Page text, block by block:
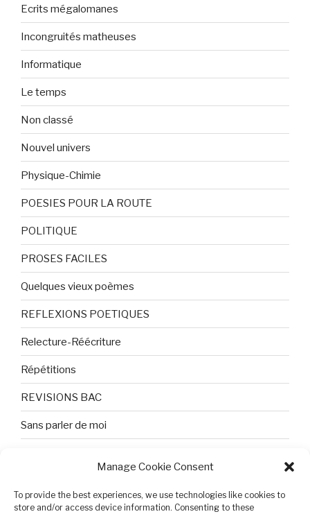
Manage Cookie Consent
To provide the best experiences, we use technologies like cookies to
store and/or access device information. Consenting to these
Ecrits mégalomanes
Incongruités matheuses
Informatique
Le temps
Non classé
Nouvel univers
Physique-Chimie
POESIES POUR LA ROUTE
POLITIQUE
PROSES FACILES
Quelques vieux poèmes
REFLEXIONS POETIQUES
Relecture-Réécriture
Répétitions
REVISIONS BAC
Sans parler de moi
Tristesse et attente